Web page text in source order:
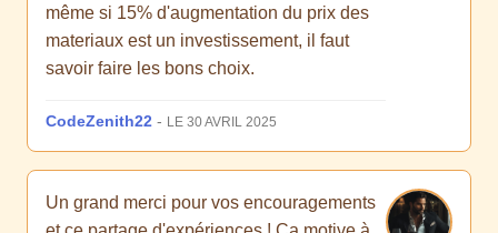
même si 15% d'augmentation du prix des
materiaux est un investissement, il faut
savoir faire les bons choix.
CodeZenith22 - LE 30 AVRIL 2025
Un grand merci pour vos encouragements